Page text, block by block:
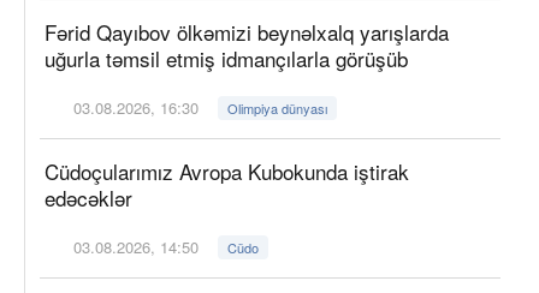
Fərid Qayıbov ölkəmizi beynəlxalq yarışlarda
uğurla təmsil etmiş idmançılarla görüşüb
03.08.2026, 16:30 Olimpiya dünyası
Cüdoçularımız Avropa Kubokunda iştirak
edəcəklər
03.08.2026, 14:50 Cüdo